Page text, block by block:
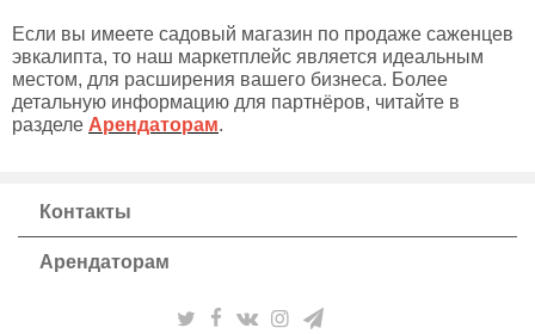
Если вы имеете садовый магазин по продаже саженцев
эвкалипта, то наш маркетплейс является идеальным
местом, для расширения вашего бизнеса. Более
детальную информацию для партнёров, читайте в
разделе Арендаторам.
Контакты
Арендаторам